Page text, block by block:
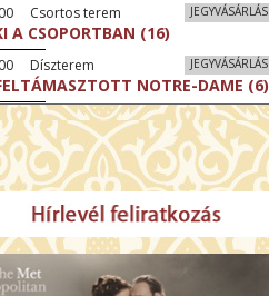
JEGYVÁSÁRLÁS
Csortos terem
A CSOPORTBAN (16)
JEGYVÁSÁRLÁS
Díszterem
NOTRE-DAME (6)
JEGYVÁSÁRLÁS
Törőcsik Mari terem
SZENT LÁSZLÓ
(12)
JEGYVÁSÁRLÁS
Csortos terem
ARANY SPATULA (12)
JEGYVÁSÁRLÁS
Díszterem
COEUR - A SZENT SZÍV
HATALMA (12)